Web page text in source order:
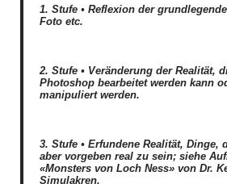
1. Stufe • Reflexion der
Foto etc.
2. Stufe • Veränderung der Realität,
Photoshop bearbeitet werden kann
manipuliert werden.
3. Stufe • Erfundene Realität, Dinge,
aber vorgeben real zu sein; siehe
«Monsters von Loch Ness» von Dr.
Simulakren.